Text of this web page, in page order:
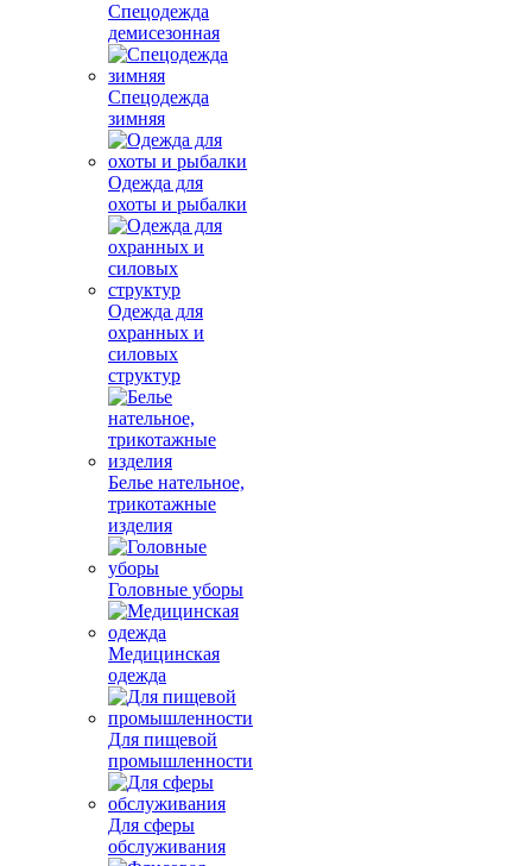
Спецодежда
демисезонная
Спецодежда
зимняя
Одежда для
охоты и рыбалки
Одежда для
охранных и
силовых
структур
Белье нательное,
трикотажные
изделия
Головные уборы
Медицинская
одежда
Для пищевой
промышленности
Для сферы
обслуживания